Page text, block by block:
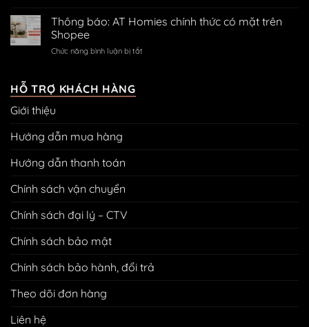
toán
dẫn
treo
bằng
Thông báo: AT Homies chính thức có mặt trên
Shopee
Chức năng bình luận bị tắtở
HỖ TRỢ KHÁCH HÀNG
Giới thiệu
Hướng dẫn mua hàng
Hướng dẫn thanh toán
Chính sách vận chuyển
Chính sách đại lý – CTV
Chính sách bảo mật
Chính sách bảo hành, đổi trả
Theo dõi đơn hàng
Liên hệ